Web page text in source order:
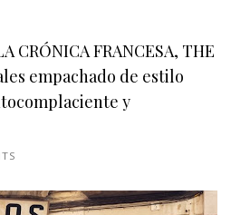
CRÓNICA FRANCESA, THE
empachado de estilo
y